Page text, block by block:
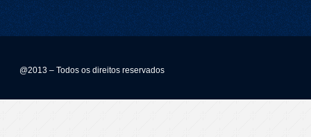
@2013 – Todos os direitos reservados